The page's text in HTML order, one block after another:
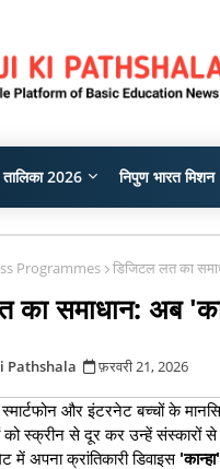
2026 निपुण भारत मिशन
Programmes डिजिटल लत का
का समाधान: अब
Pathshala फ़रवरी 21, 2026
और इंटरनेट बच्चों के
को स्क्रीन से दूर कर उन्हें संस्कारों
अपना क्रांतिकारी डिवाइस